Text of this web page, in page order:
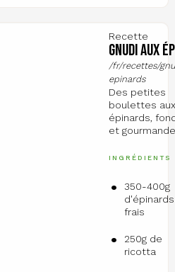
Recette
Gnudi aux
/fr/recettes/
epinards
Des petites
boulettes aux
épinards,
et
INGRÉDIENTS
350-400g
d'épinards
frais
250g de
ricotta